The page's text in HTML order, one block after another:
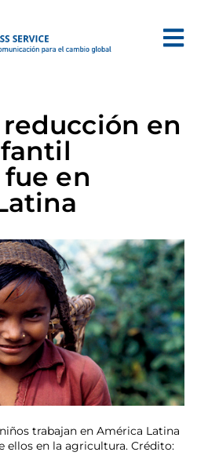
en
en
trabajan en América Latina
ellos en la agricultura. Crédito: